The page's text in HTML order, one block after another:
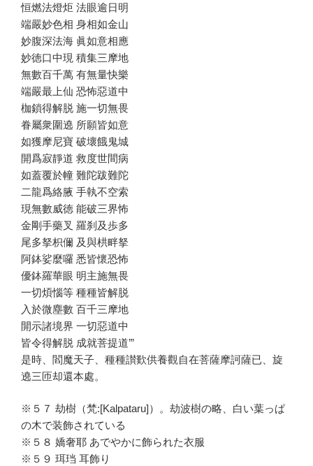
恒燃法燈炬 法眼逾日明
端嚴妙色相 身相如金山
妙腹深法海 眞如意相應
妙徳口中現 積集三摩地
無數百千萬 有無量快樂
端嚴最上仙 恐怖惡道中
枷鎖得解脱 施一切無畏
眷屬衆圍遶 所願皆如意
如獲摩尼寶 破壞餓鬼城
開爲寂靜道 救度世間病
如蓋覆於幢 難陀跋難陀
二龍爲絡腋 手執不空索
現無數威徳 能破三界怖
金剛手藥叉 羅刹及歩多
尾多拏枳儞 及與栱畔拏
阿鉢娑麼囉 悉皆懷恐怖
優鉢羅華眼 明主施無畏
一切煩惱等 種種皆解脱
入於微塵數 百千三摩地
開示諸境界 一切惡道中
皆令得解脱 成就菩提道’”
是時、閻魔天子、種種讃歎供養觀自在菩薩摩訶薩已、旋
遶三匝却還本處。
※５７ 劫樹（梵:[Kalpataru]）。劫波樹の略、白い葉っぱ
の木で装飾されている
※５８ 嬌奢耶 あでやかに飾られた衣服
※５９ 珥珰 耳飾り